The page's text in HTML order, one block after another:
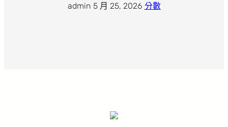
admin· 5 月 25, 2026· 分數